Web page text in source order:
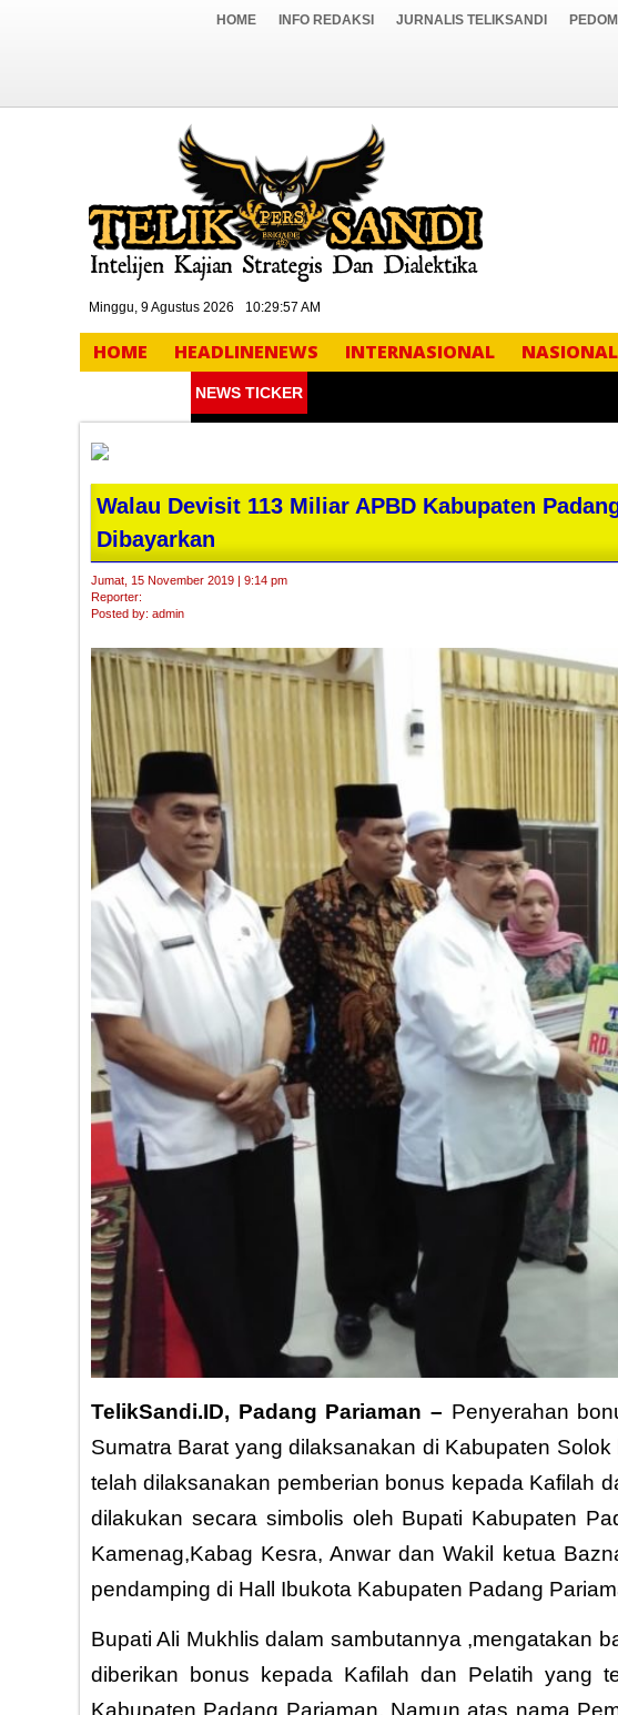
HOME INFO REDAKSI JURNALIS TELIKSANDI
Minggu, 9 Agustus 2026 10:29:58 AM
HOME HEADLINENEWS INTERNASIONAL NASIONAL
NEWS TICKER
Walau Devisit 113 Miliar APBD Kabupaten
Dibayarkan
Jumat, 15 November 2019 | 9:14 pm
Reporter:
Posted by: admin
TelikSandi.ID, Padang Pariaman – Penyerahan
Sumatra Barat yang dilaksanakan di Kabupaten
telah dilaksanakan pemberian bonus kepada Kafilah
dilakukan secara simbolis oleh Bupati Kabupaten
Kamenag,Kabag Kesra, Anwar dan Wakil ketua
pendamping di Hall Ibukota Kabupaten Padang
Bupati Ali Mukhlis dalam sambutannya ,mengatakan
diberikan bonus kepada Kafilah dan Pelatih yang
Kabupaten Padang Pariaman. Namun atas nama